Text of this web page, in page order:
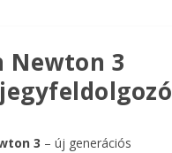
Newton 3
3 – új generációs